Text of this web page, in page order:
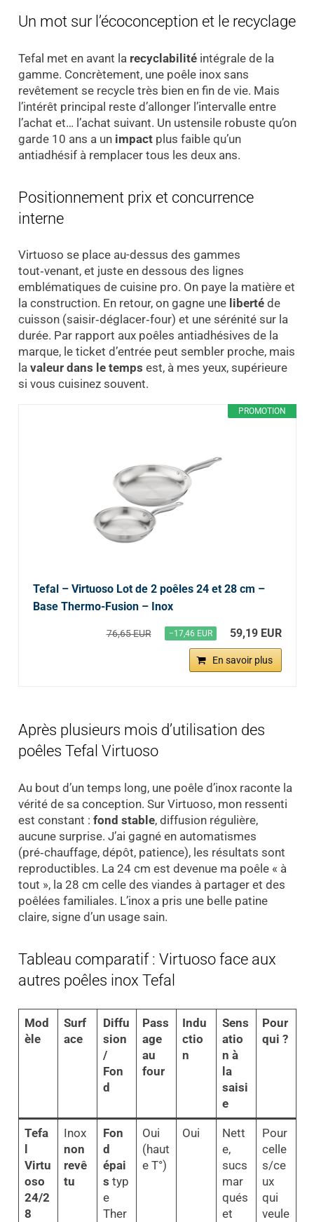
Un mot sur l’écoconception et le recyclage
Tefal met en avant la recyclabilitéintégrale de la
gamme. Concrètement, une poêle inox sans
revêtement se recycle très bien en fin de vie. Mais
l’intérêt principal reste d’allonger l’intervalle entre
l’achat et… l’achat suivant. Un ustensile robuste qu’on
garde 10 ans a un impactplus faible qu’un
antiadhésif à remplacer tous les deux ans.
Positionnement prix et concurrence
interne
Virtuoso se place au-dessus des gammes
tout‑venant, et juste en dessous des lignes
emblématiques de cuisine pro. On paye la matière et
la construction. En retour, on gagne une libertéde
cuisson (saisir‑déglacer‑four) et une sérénité sur la
durée. Par rapport aux poêles antiadhésives de la
marque, le ticket d’entrée peut sembler proche, mais
la valeur dans le temps est, à mes yeux, supérieure
si vous cuisinez souvent.
PROMOTION
Tefal – Virtuoso Lot de 2 poêles 24 et 28 cm –
Base Thermo-Fusion – Inox
76,65 EUR −17,46 EUR 59,19 EUR
En savoir plus
Après plusieurs mois d’utilisation des
poêles Tefal Virtuoso
Au bout d’un temps long, une poêle d’inox raconte la
vérité de sa conception. Sur Virtuoso, mon ressenti
est constant : fond stable, diffusion régulière,
aucune surprise. J’ai gagné en automatismes
(pré‑chauffage, dépôt, patience), les résultats sont
reproductibles. La 24 cm est devenue ma poêle « à
tout », la 28 cm celle des viandes à partager et des
poêlées familiales. L’inox a pris une belle patine
claire, signe d’un usage sain.
Tableau comparatif : Virtuoso face aux
autres poêles inox Tefal
Mod
èle
Surf
ace
Diffu
sion
/
Fon
d
Pass
age
au
four
Indu
ctio
n
Sens
atio
n à
la
saisi
e
Pour
qui ?
Tefa
Virtu
oso
24/2
8
Inox
non
revê
tu
Fon
d
épai
s typ
e
Ther
Oui
(haut
e T°)
Oui
Nett
e,
sucs
mar
qués
et
Pour
celle
s/ce
ux
qui
veule